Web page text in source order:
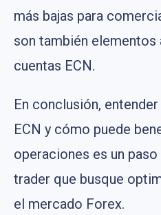
más bajas para
son también
cuentas ECN.
En conclusión,
ECN y cómo puede
operaciones es un
trader que busque
el mercado Forex.